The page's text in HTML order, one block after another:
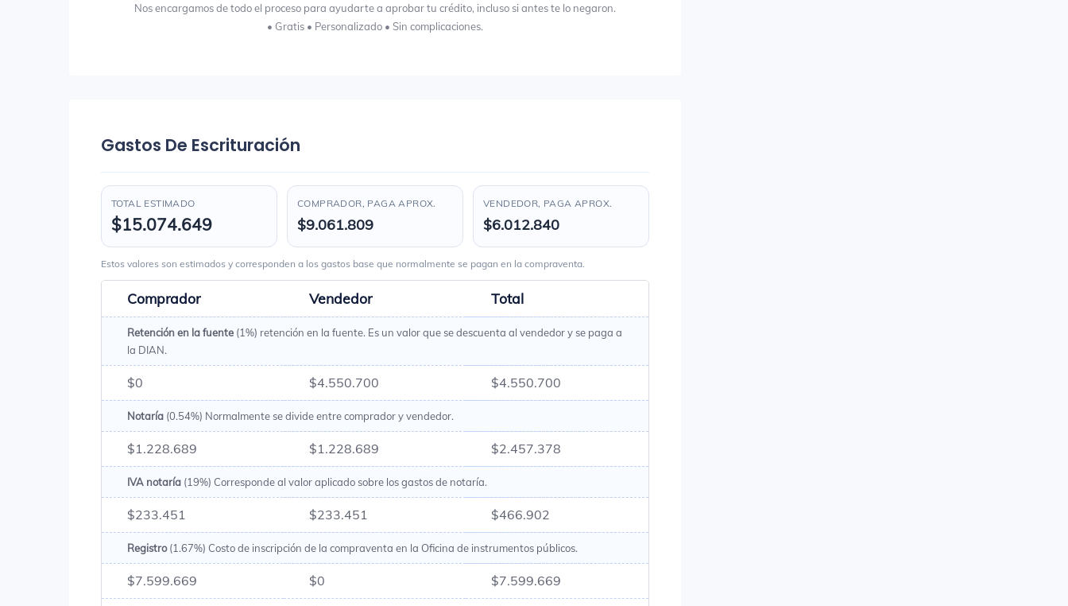
Nos encargamos de todo el proceso para ayudarte a aprobar tu crédito, incluso si antes te lo negaron.
• Gratis • Personalizado • Sin complicaciones.
Gastos De Escrituración
TOTAL ESTIMADO
$15.074.649
COMPRADOR, PAGA APROX.
$9.061.809
VENDEDOR, PAGA APROX.
$6.012.840
Estos valores son estimados y corresponden a los gastos base que normalmente se pagan en la compraventa.
Comprador Vendedor Total
Retención en la fuente (1%) retención en la fuente. Es un valor que se descuenta al vendedor y se paga a
la DIAN.
$0 $4.550.700 $4.550.700
Notaría (0.54%) Normalmente se divide entre comprador y vendedor.
$1.228.689 $1.228.689 $2.457.378
IVA notaría (19%) Corresponde al valor aplicado sobre los gastos de notaría.
$233.451 $233.451 $466.902
Registro(1.67%) Costo de inscripción de la compraventa en la Oficina de instrumentos públicos.
$7.599.669 $0 $7.599.669